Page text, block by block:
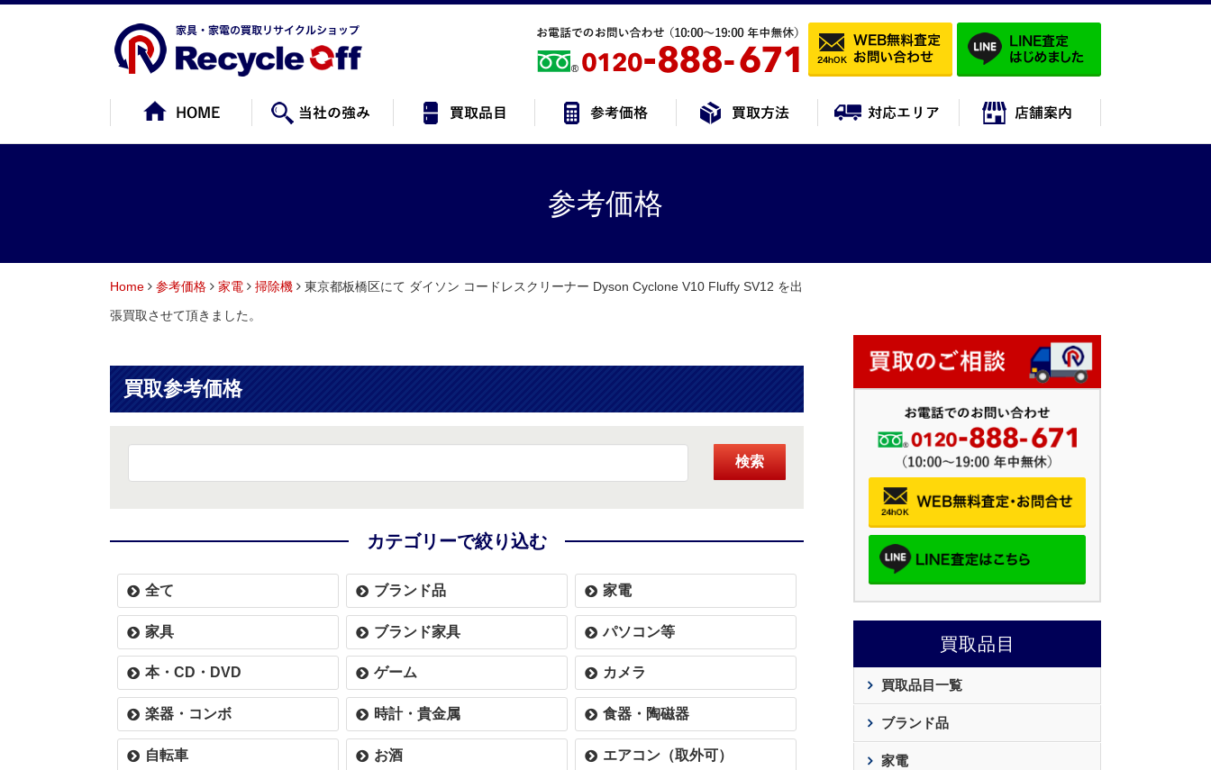
参考価格
Home 参考価格 家電 掃除機
東京都板橋区にて ダイソン コードレスクリーナー Dyson Cyclone V10 Fluffy SV12 を出
張買取させて頂きました。
買取参考価格
検索
カテゴリーで絞り込む
全て ブランド品 家電
家具 ブランド家具 パソコン等
本・CD・DVD ゲーム カメラ
楽器・コンボ 時計・貴金属 食器・陶磁器
自転車 お酒 エアコン（取外可）
買取品目
買取品目一覧
ブランド品
家電